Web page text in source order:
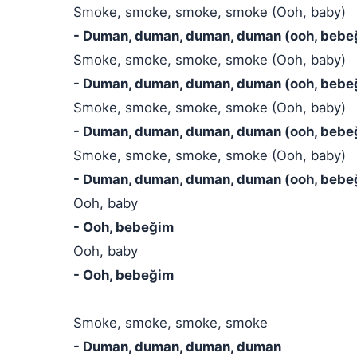
Smoke, smoke, smoke, smoke (Ooh, baby)
- Duman, duman, duman, duman (ooh,
Smoke, smoke, smoke, smoke (Ooh, baby)
- Duman, duman, duman, duman (ooh,
Smoke, smoke, smoke, smoke (Ooh, baby)
- Duman, duman, duman, duman (ooh,
Smoke, smoke, smoke, smoke (Ooh, baby)
- Duman, duman, duman, duman (ooh,
Ooh, baby
- Ooh, bebeğim
Ooh, baby
- Ooh, bebeğim
Smoke, smoke, smoke, smoke
- Duman, duman, duman, duman